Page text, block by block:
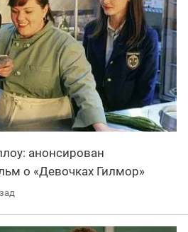
анонсирован
о «Девочках Гилмор»